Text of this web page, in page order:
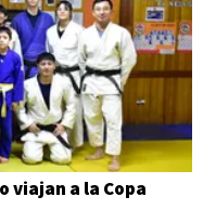
viajan a la Copa